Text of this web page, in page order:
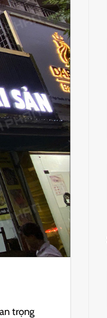
trọng